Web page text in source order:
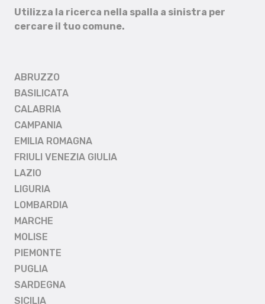
Utilizza la ricerca nella spalla a sinistra per
cercare il tuo comune.
ABRUZZO
BASILICATA
CALABRIA
CAMPANIA
EMILIA ROMAGNA
FRIULI VENEZIA GIULIA
LAZIO
LIGURIA
LOMBARDIA
MARCHE
MOLISE
PIEMONTE
PUGLIA
SARDEGNA
SICILIA